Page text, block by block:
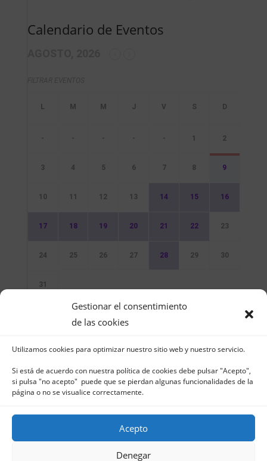
Gestionar el consentimiento
de las cookies
Utilizamos cookies para optimizar nuestro sitio web y nuestro servicio.
Si está de acuerdo con nuestra política de cookies debe pulsar "Acepto",
si pulsa "no acepto" puede que se pierdan algunas funcionalidades de la
página o no se visualice correctamente.
Acepto
Denegar
Calendario de Eventos
- - - - - 1 2
3 4 5 6 7 8 9
10 11 12 13 14 15 16
17 18 19 20 21 22 23
24 25 26 27 28 29 30
31
Sin Eventos
Club Naútico de Jávea - Muelle Norte s/n |
03730 Jávea – España | Tel. 965 791 025 | Fax.
965 796 008 | info@cnjavea.net